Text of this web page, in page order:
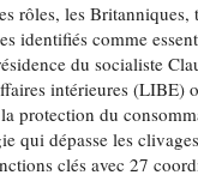
rôles, les
identifiés comme
du socialiste
intérieures (LIBE)
protection du
qui dépasse les
clés avec 27